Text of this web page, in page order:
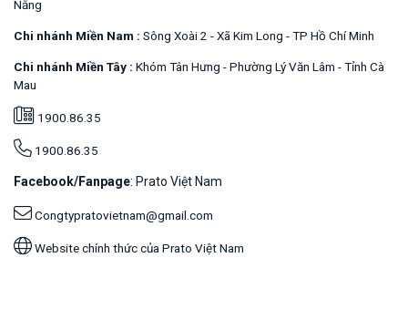
Nẵng
Chi nhánh Miền Nam : Sông Xoài 2 - Xã Kim Long - TP Hồ Chí Minh
Chi nhánh Miền Tây : Khóm Tân Hưng - Phường Lý Văn Lâm - Tỉnh Cà
Mau
1900.86.35
1900.86.35
Facebook/Fanpage: Prato Việt Nam
Congtypratovietnam@gmail.com
Website chính thức của Prato Việt Nam